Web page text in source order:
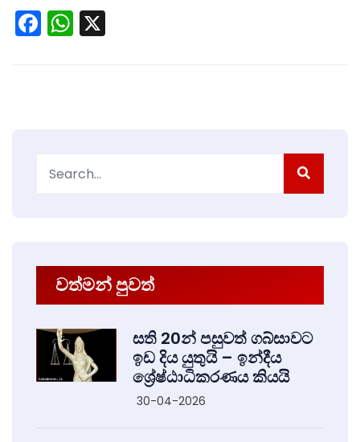
Facebook
WhatsApp
for:
වත්මන් පුවත්
සති 20න් පසුවත් ගබ්සාවට
ඉඩ දිය යුතුයි – ඉන්දීය
ශ්‍රේෂ්ඨාධිකරණය කියයි
30-04-2026